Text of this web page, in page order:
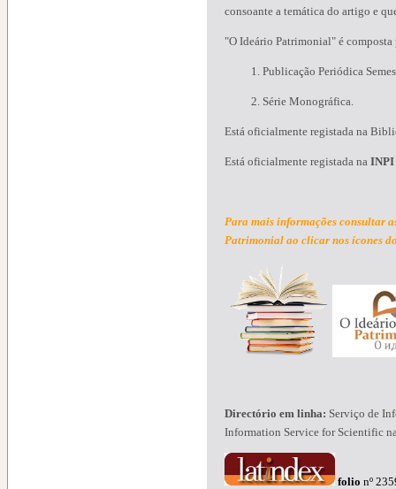
consoante a temática do artigo e
"O Ideário Patrimonial" é composta
1. Publicação Periódica
2. Série Monográfica.
Está oficialmente registada na
Está oficialmente registada na INPI
Para mais informações consultar
Patrimonial ao clicar nos ícones
Directório em linha: Serviço de
Information Service for Scientific
folio nº